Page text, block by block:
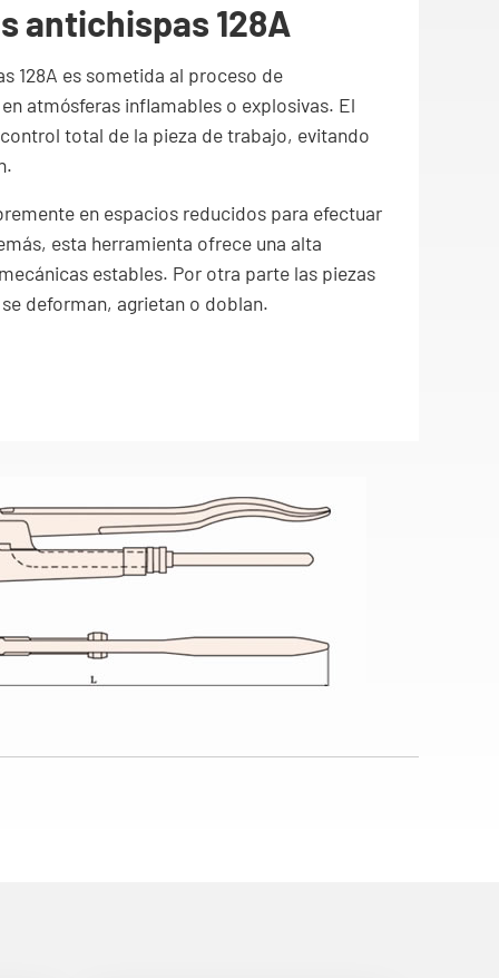
antichispas 128A
128A es sometida al proceso de
atmósferas inflamables o explosivas. El
total de la pieza de trabajo, evitando
en espacios reducidos para efectuar
esta herramienta ofrece una alta
estables. Por otra parte las piezas
deforman, agrietan o doblan.